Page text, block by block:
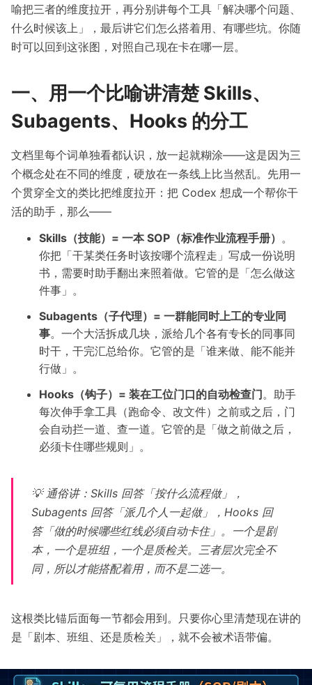
喻把三者的维度拉开，再分别讲每个工具「解决哪个问题、
什么时候该上」，最后讲它们怎么搭着用、有哪些坑。你随
时可以回到这张图，对照自己现在卡在哪一层。
一、用一个比喻讲清楚 Skills、
Subagents、Hooks 的分工
文档里每个词单独看都认识，放一起就糊涂——这是因为三
个概念处在不同的维度，硬放在一条线上比当然乱。先用一
个贯穿全文的类比把维度拉开：把 Codex 想成一个帮你干
活的助手，那么——
Skills（技能）= 一本 SOP（标准作业流程手册） 。
你把「干某类任务时该按哪个流程走」写成一份说明
书，需要时助手翻出来照着做。它管的是「怎么做这
件事」。
Subagents（子代理）= 一群能同时上工的专业同
事。一个大活拆成几块，派给几个各有专长的同事同
时干，干完汇总给你。它管的是「谁来做、能不能并
行做」。
Hooks（钩子）= 装在工位门口的自动检查门。助手
每次伸手拿工具（跑命令、改文件）之前或之后，门
会自动拦一道、查一道。它管的是「做之前做之后，
必须卡住哪些规则」。
💡 通俗讲：Skills 回答「按什么流程做」，
Subagents 回答「派几个人一起做」，Hooks 回
答「做的时候哪些红线必须自动卡住」。一个是剧
本，一个是班组，一个是质检关。三者层次完全不
同，所以才能搭配着用，而不是二选一。
这根类比锚后面每一节都会用到。只要你心里清楚现在讲的
是「剧本、班组、还是质检关」，就不会被术语带偏。